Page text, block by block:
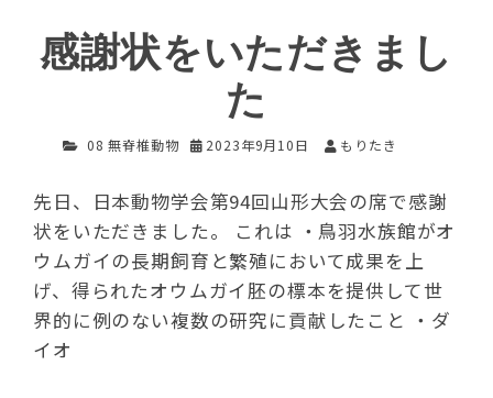
感謝状をいただきまし
た
08 無脊椎動物 2023年9月10日 もりたき
先日、日本動物学会第94回山形大会の席で感謝
状をいただきました。 これは ・鳥羽水族館がオ
ウムガイの長期飼育と繁殖において成果を上
げ、得られたオウムガイ胚の標本を提供して世
界的に例のない複数の研究に貢献したこと ・ダ
イオ